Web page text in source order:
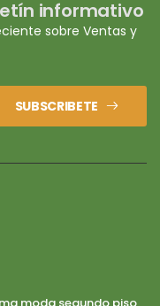
informativo
sobre Ventas y
SUBSCRIBETE